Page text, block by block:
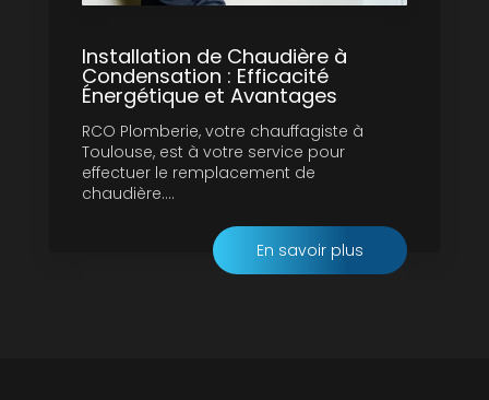
Installation de Chaudière à
Condensation : Efficacité
Énergétique et Avantages
RCO Plomberie, votre chauffagiste à
Toulouse, est à votre service pour
effectuer le remplacement de
chaudière....
En savoir plus